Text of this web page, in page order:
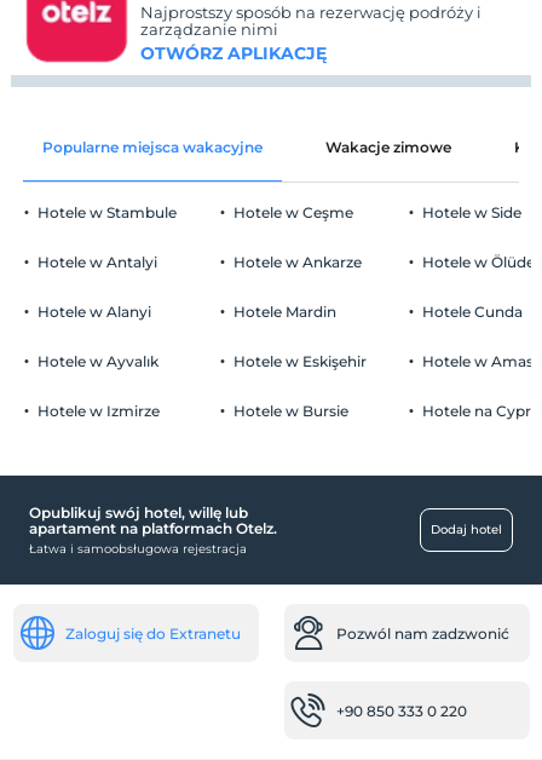
Najprostszy sposób na rezerwację podróży i
zarządzanie nimi
OTWÓRZ APLIKACJĘ
Popularne miejsca wakacyjne Wakacje zimowe
Hotele w Stambule
Hotele w Antalyi
Hotele w Alanyi
Hotele w Ayvalık
Hotele w Izmirze
Hotele w Ceşme
Hotele w Ankarze
Hotele Mardin
Hotele w Eskişehir
Hotele w Bursie
Hotele w Side
Hotele w
Hotele Cunda
Hotele w
Hotele na
Opublikuj swój hotel, willę lub
apartament na platformach Otelz.
Łatwa i samoobsługowa rejestracja
Dodaj hotel
Zaloguj się do Extranetu Pozwól nam zadzwonić
+90 850 333 0 220